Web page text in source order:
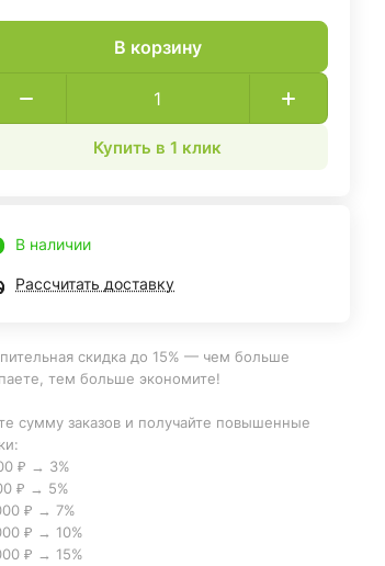
В корзину
Купить в 1 клик
В наличии
Рассчитать доставку
скидка до 15% — чем больше
тем больше экономите!
сумму заказов и получайте повышенные
₽ → 3%
₽ → 5%
₽ → 7%
₽ → 10%
₽ → 15%